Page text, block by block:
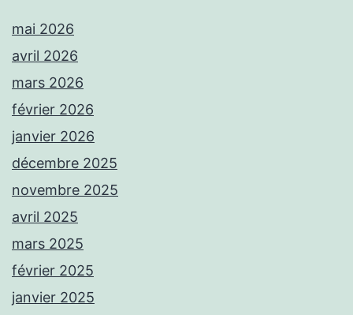
mai 2026
avril 2026
mars 2026
février 2026
janvier 2026
décembre 2025
novembre 2025
avril 2025
mars 2025
février 2025
janvier 2025